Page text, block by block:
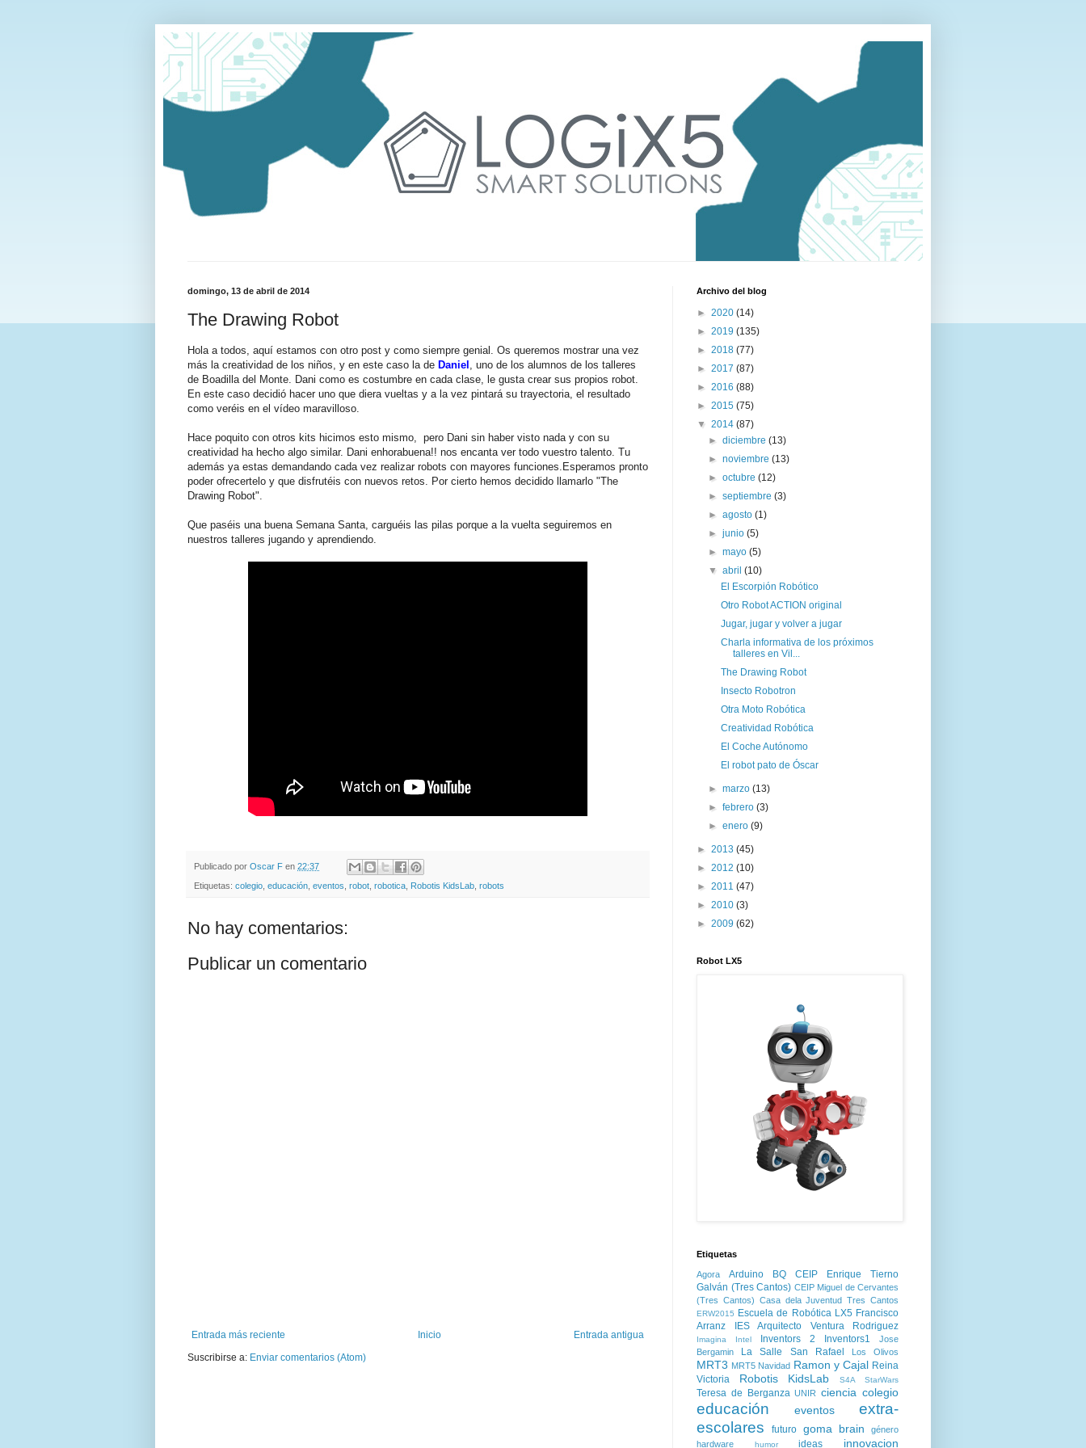
domingo, 13 de abril de 2014
The Drawing Robot
Hola a todos, aquí estamos con otro post y como siempre genial. Os queremos mostrar una vez
más la creatividad de los niños, y en este caso la de Daniel , uno de los alumnos de los talleres
de Boadilla del Monte. Dani como es costumbre en cada clase, le gusta crear sus propios robot.
En este caso decidió hacer uno que diera vueltas y a la vez pintará su trayectoria, el resultado
como veréis en el vídeo maravilloso.
Hace poquito con otros kits hicimos esto mismo, pero Dani sin haber visto nada y con su
creatividad ha hecho algo similar. Dani enhorabuena!! nos encanta ver todo vuestro talento. Tu
además ya estas demandando cada vez realizar robots con mayores funciones.Esperamos pronto
poder ofrecertelo y que disfrutéis con nuevos retos. Por cierto hemos decidido llamarlo "The
Drawing Robot".
Que paséis una buena Semana Santa, carguéis las pilas porque a la vuelta seguiremos en
nuestros talleres jugando y aprendiendo.
Publicado por Oscar F en 22:37
Etiquetas: colegio educación eventos robot robotica Robotis KidsLab robots
No hay comentarios:
Publicar un comentario
Entrada más reciente Entrada antigua
Inicio
Suscribirse a: Enviar comentarios (Atom)
Archivo del blog
► 2020 (14)
► 2019 (135)
► 2018 (77)
► 2017 (87)
► 2016 (88)
► 2015 (75)
▼ 2014 (87)
►diciembre(13)
►noviembre(13)
►octubre(12)
►septiembre(3)
►agosto(1)
►junio(5)
►mayo(5)
▼abril(10)
El Escorpión Robótico
Otro Robot ACTION original
Jugar, jugar y volver a jugar
Charla informativa de los próximos
talleres en Vil...
The Drawing Robot
Insecto Robotron
Otra Moto Robótica
Creatividad Robótica
El Coche Autónomo
El robot pato de Óscar
►marzo(13)
►febrero(3)
►enero(9)
► 2013 (45)
► 2012 (10)
► 2011 (47)
► 2010 (3)
► 2009 (62)
Robot LX5
Etiquetas
Agora Arduino BQ
CEIP Enrique Tierno
Galván (Tres Cantos) CEIP Miguel de Cervantes
(Tres Cantos) Casa dela Juventud Tres Cantos
ERW2015 Escuela de Robótica LX5 Francisco
Arranz
IES Arquitecto Ventura Rodriguez
Imagina Intel Inventors 2 Inventors1
Jose
Bergamin
La Salle San Rafael Los Olivos
MRT3 MRT5 Navidad Ramon y Cajal Reina
Victoria
Robotis KidsLab S4A StarWars
Teresa de Berganza UNIR ciencia colegio
educación eventos
extra-
escolares
futuro goma brain
género
hardware
humor ideas innovacion